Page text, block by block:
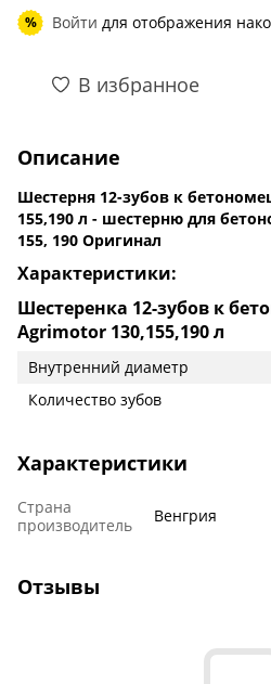
% Войти для отображения
В избранное
Описание
Шестерня 12-зубов к
155,190 л - шестерню для
155, 190 Оригинал
Характеристики:
Шестеренка 12-зубов к
Agrimotor 130,155,190 л
Внутренний диаметр
Количество зубов
Характеристики
Страна
производитель
Венгрия
Отзывы